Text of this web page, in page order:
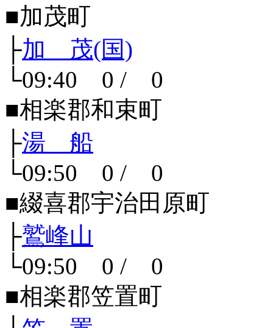
■加茂町
├加 茂(国)
└09:40 0 / 0
■相楽郡和束町
├湯 船
└09:50 0 / 0
■綴喜郡宇治田原町
├鷲峰山
└09:50 0 / 0
■相楽郡笠置町